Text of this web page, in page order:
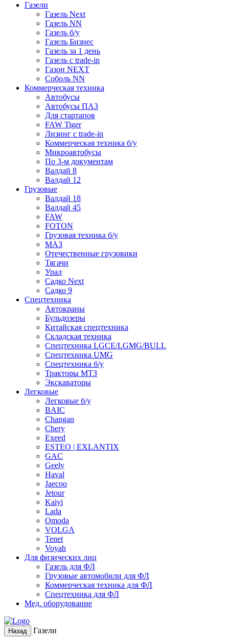
Газели
Газель Next
Газель NN
Газель б/у
Газель Бизнес
Газель за 1 день
Газель с trade-in
Газон NEXT
Соболь NN
Коммерческая техника
Автобусы
Автобусы ПАЗ
Для стартапов
FAW Tiger
Лизинг с trade-in
Коммерческая техника б/у
Микроавтобусы
По 3-м документам
Валдай 8
Валдай 12
Грузовые
Валдай 18
Валдай 45
FAW
FOTON
Грузовая техника б/у
МАЗ
Отечественные грузовики
Тягачи
Урал
Садко Next
Садко 9
Спецтехника
Автокраны
Бульдозеры
Китайская спецтехника
Складская техника
Спецтехника LGCE/LGMG/BULL
Спецтехника UMG
Спецтехника б/у
Тракторы МТЗ
Экскаваторы
Легковые
Легковые б/у
BAIC
Changan
Chery
Exeed
ESTEO | EXLANTIX
GAC
Geely
Haval
Jaecoo
Jetour
Kaiyi
Lada
Omoda
VOLGA
Tenet
Voyah
Для физических лиц
Газель для ФЛ
Грузовые автомобили для ФЛ
Коммерческая техника для ФЛ
Спецтехника для ФЛ
Мед. оборудование
Назад Газели